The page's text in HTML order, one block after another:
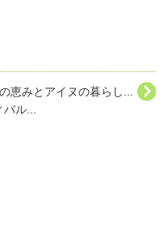
恵みとアイヌの暮らし...
ル...